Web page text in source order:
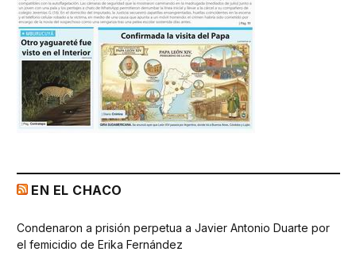
EN EL CHACO
Condenaron a prisión perpetua a Javier Antonio Duarte por
el femicidio de Erika Fernández